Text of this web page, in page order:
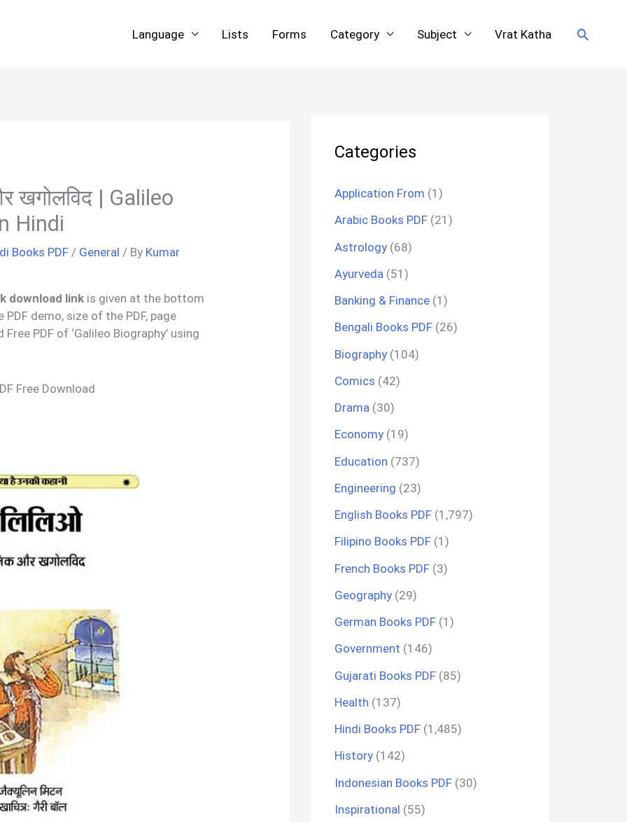
Language Lists Forms Category Subject Vrat Katha Search
खगोलविद | Galileo
Hindi
Books PDF / General / By Kumar
download link is given at the bottom
demo, size of the PDF, page
PDF of ‘Galileo Biography’ using
Free Download
Categories
Application From (1)
Arabic Books PDF (21)
Astrology (68)
Ayurveda (51)
Banking & Finance (1)
Bengali Books PDF (26)
Biography (104)
Comics (42)
Drama (30)
Economy (19)
Education (737)
Engineering (23)
English Books PDF (1,797)
Filipino Books PDF (1)
French Books PDF (3)
Geography (29)
German Books PDF (1)
Government (146)
Gujarati Books PDF (85)
Health (137)
Hindi Books PDF (1,485)
History (142)
Indonesian Books PDF (30)
Inspirational (55)